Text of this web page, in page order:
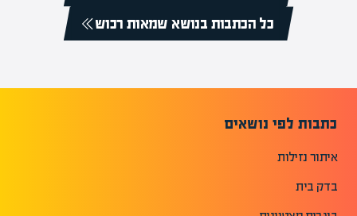
כל הכתבות בנושא שמאות רכוש
כתבות לפי נושאים
איתור נזילות
בדק בית